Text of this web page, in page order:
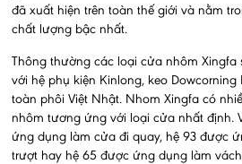
đã xuất hiện trên toàn thế giới và nằm
chất lượng bậc nhất.
Thông thường các loại cửa nhôm Xingfa
với hệ phụ kiện Kinlong, keo Dowcorning
toàn phôi Việt Nhật. Nhom Xingfa có
nhôm tương ứng với loại cửa nhất định.
ứng dụng làm cửa đi quay, hệ 93 được
trượt hay hệ 65 được ứng dụng làm